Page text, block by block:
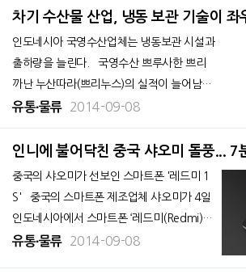
조금 삭감 방침을 내세운 것에 대비하기 위한
것으로 풀이된다. 브디 부회장에 따르면
차기 수산물 산업, 냉동 보관 기술이 좌
인도네시아 국영수산업체는 냉동보관 시설과
출하량을 늘린다. 국영수산 쁘루사한 쁘리
까난 누산따라(쁘리누스)의 실적이 늘어남에
따라 3년 이내에 해상용 냉동시설 13개를 증
설해 출하량을 늘리겠다고 밝혔다. 정부가 주
도하는 수산업 진흥계획 등을 배경으로, 올해
유통∙물류 2014-09-08
인니에 불어닥친 중국 샤오미 돌풍... 7
이
중국의 샤오미가 선보인 스마트폰 '레드미 1
S' 중국의 스마트폰 제조업체 샤오미가 4일
인도네시아에서 스마트폰 ‘레드미(Redmi) 1
S’ 판매를 시작했다. 인터넷 쇼핑몰 ‘라자다<l
유통∙물류 2014-09-08